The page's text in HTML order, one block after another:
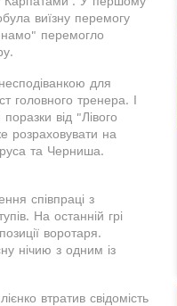
виїзну перемогу
перемогло
для
головного тренера. І
від "Лівого
розраховувати на
та Черниша.
співпраці з
На останній грі
воротаря.
нічию з одним із
втратив свідомість